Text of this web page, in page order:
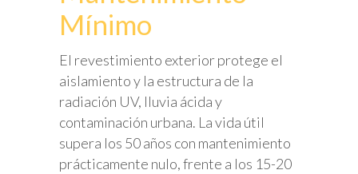
Mínimo
El revestimiento exterior protege el
aislamiento y la estructura de la
radiación UV, lluvia ácida y
contaminación urbana. La vida útil
supera los 50 años con mantenimiento
prácticamente nulo, frente a los 15-20